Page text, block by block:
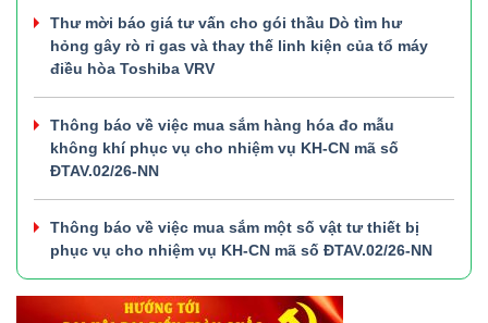
Thư mời báo giá tư vấn cho gói thầu Dò tìm hư
hỏng gây rò rỉ gas và thay thế linh kiện của tổ máy
điều hòa Toshiba VRV
Thông báo về việc mua sắm hàng hóa đo mẫu
không khí phục vụ cho nhiệm vụ KH-CN mã số
ĐTAV.02/26-NN
Thông báo về việc mua sắm một số vật tư thiết bị
phục vụ cho nhiệm vụ KH-CN mã số ĐTAV.02/26-NN